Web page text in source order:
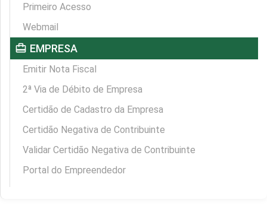
Primeiro Acesso
Webmail
card_travel EMPRESA
Emitir Nota Fiscal
2ª Via de Débito de Empresa
Certidão de Cadastro da Empresa
Certidão Negativa de Contribuinte
Validar Certidão Negativa de Contribuinte
Portal do Empreendedor